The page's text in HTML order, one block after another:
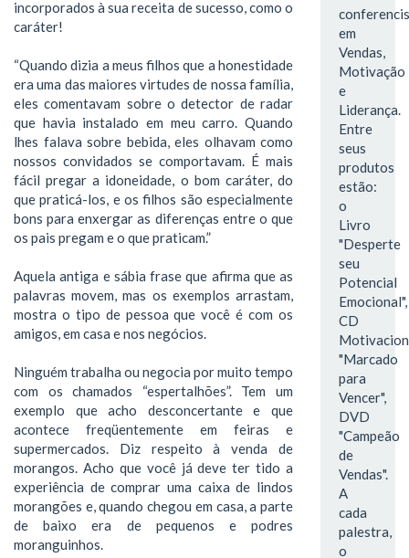
incorporados à sua receita de sucesso, como o
caráter!
“Quando dizia a meus filhos que a honestidade
era uma das maiores virtudes de nossa família,
eles comentavam sobre o detector de radar
que havia instalado em meu carro. Quando
lhes falava sobre bebida, eles olhavam como
nossos convidados se comportavam. É mais
fácil pregar a idoneidade, o bom caráter, do
que praticá-los, e os filhos são especialmente
bons para enxergar as diferenças entre o que
os pais pregam e o que praticam.”
Aquela antiga e sábia frase que afirma que as
palavras movem, mas os exemplos arrastam,
mostra o tipo de pessoa que você é com os
amigos, em casa e nos negócios.
Ninguém trabalha ou negocia por muito tempo
com os chamados “espertalhões”. Tem um
exemplo que acho desconcertante e que
acontece freqüentemente em feiras e
supermercados. Diz respeito à venda de
morangos. Acho que você já deve ter tido a
experiência de comprar uma caixa de lindos
morangões e, quando chegou em casa, a parte
de baixo era de pequenos e podres
moranguinhos.
em
Vendas,
Motivação
e
Liderança.
Entre
seus
produtos
estão:
o
Livro
"Desperte
seu
Potencial
Emocional",
CD
"Marcado
para
Vencer",
DVD
"Campeão
de
Vendas".
A
cada
palestra,
o